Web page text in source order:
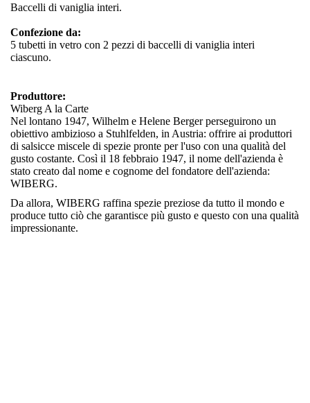
Baccelli di vaniglia interi.
Confezione da:
5 tubetti in vetro con 2 pezzi di baccelli di vaniglia interi
ciascuno.
Produttore:
Wiberg A la Carte
Nel lontano 1947, Wilhelm e Helene Berger perseguirono un
obiettivo ambizioso a Stuhlfelden, in Austria: offrire ai produttori
di salsicce miscele di spezie pronte per l'uso con una qualità del
gusto costante. Così il 18 febbraio 1947, il nome dell'azienda è
stato creato dal nome e cognome del fondatore dell'azienda:
WIBERG.
Da allora, WIBERG raffina spezie preziose da tutto il mondo e
produce tutto ciò che garantisce più gusto e questo con una qualità
impressionante.